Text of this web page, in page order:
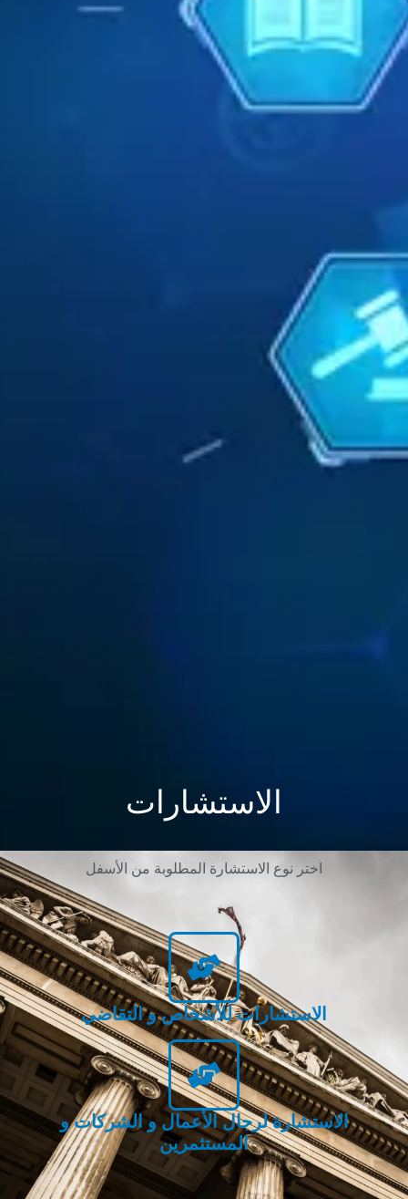
الاستشارات
اختر نوع الاستشارة المطلوبة من الأسفل
الاستشارات للأشخاص و التقاضي
الاستشارة لرجال الأعمال و الشركات و
المستثمرين